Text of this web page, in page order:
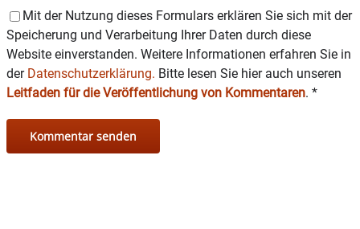
und Ende ist bei der Buchhandlung Fabula.
Bereits ab 19 Uhr sind alle Teilnehmer zu einem
Minnie-Drink in der Buchhandlung Fabula
eingeladen. Auch im Anschluss an die
Veranstaltung stehen Monika Nebl und Irene
Kristen-Deliano für Fragen rund um die Krimi-
Minnie und die Wasserburger Stadtgeschichte
Mit der Nutzung dieses Formulars erklären Sie sich mit der
Speicherung und Verarbeitung Ihrer Daten durch diese
Website einverstanden. Weitere Informationen erfahren Sie in
der Datenschutzerklärung. Bitte lesen Sie hier auch unseren
Leitfaden für die Veröffentlichung von Kommentaren. *